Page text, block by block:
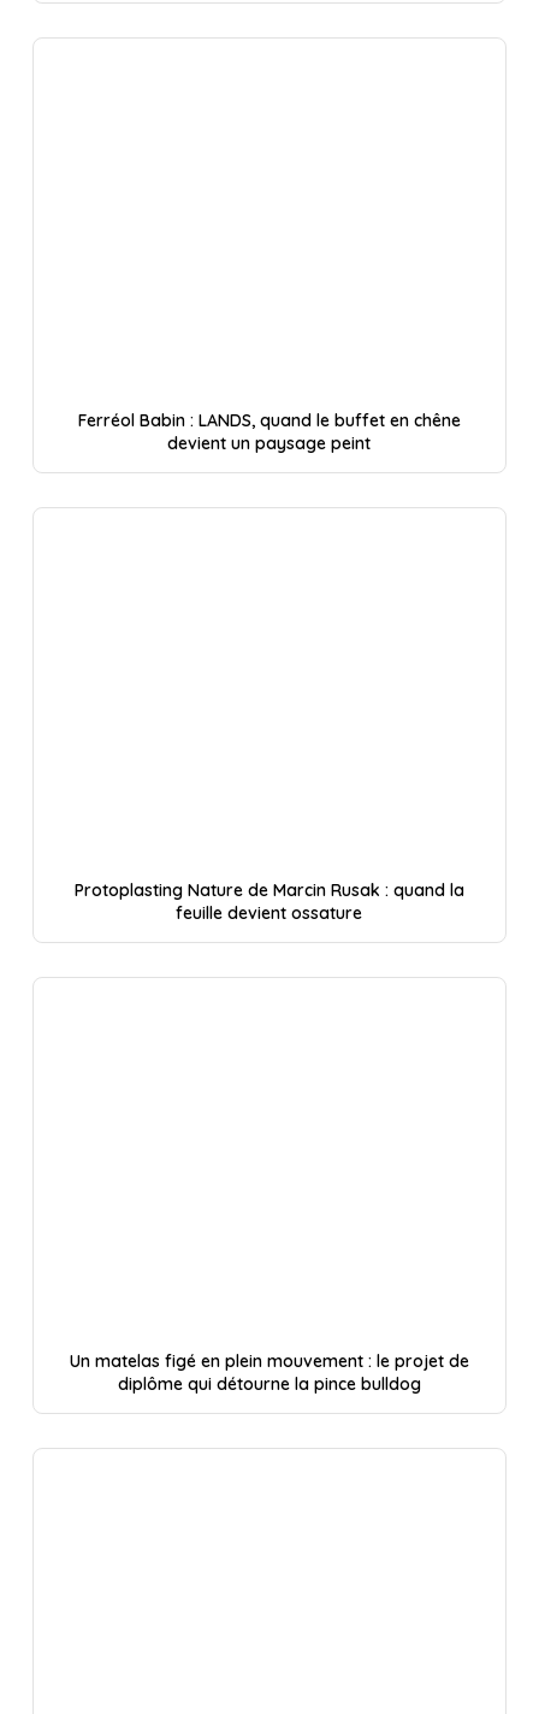
Ferréol Babin : LANDS, quand le buffet en chêne
devient un paysage peint
Protoplasting Nature de Marcin Rusak : quand la
feuille devient ossature
Un matelas figé en plein mouvement : le projet de
diplôme qui détourne la pince bulldog